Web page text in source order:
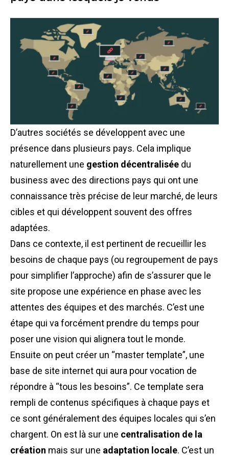
D’autres sociétés se développent avec une
présence dans plusieurs pays. Cela implique
naturellement une gestion décentralisée du
business avec des directions pays qui ont une
connaissance très précise de leur marché, de leurs
cibles et qui développent souvent des offres
adaptées.
Dans ce contexte, il est pertinent de recueillir les
besoins de chaque pays (ou regroupement de pays
pour simplifier l’approche) afin de s’assurer que le
site propose une expérience en phase avec les
attentes des équipes et des marchés. C’est une
étape qui va forcément prendre du temps pour
poser une vision qui alignera tout le monde.
Ensuite on peut créer un “master template”, une
base de site internet qui aura pour vocation de
répondre à “tous les besoins”. Ce template sera
rempli de contenus spécifiques à chaque pays et
ce sont généralement des équipes locales qui s’en
chargent. On est là sur une centralisation de la
création mais sur une adaptation locale. C’est un